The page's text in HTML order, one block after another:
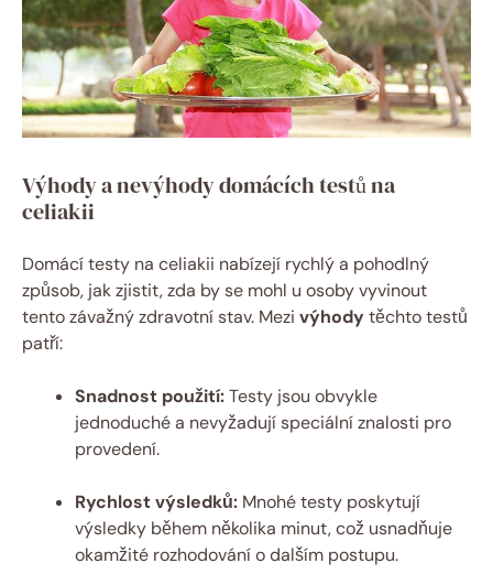
Výhody a nevýhody domácích testů na
celiakii
Domácí testy na celiakii nabízejí rychlý a pohodlný
způsob, jak zjistit, zda by se mohl u osoby vyvinout
tento závažný zdravotní stav. Mezi výhody těchto testů
patří:
Snadnost použití:Testy jsou obvykle
jednoduché a nevyžadují speciální znalosti pro
provedení.
Rychlost výsledků: Mnohé testy poskytují
výsledky během několika minut, což usnadňuje
okamžité rozhodování o dalším postupu.